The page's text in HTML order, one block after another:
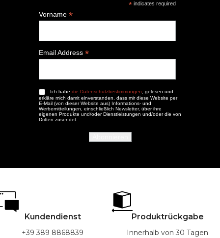
*indicates required
Vorname *
Email Address *
Ich habe die Datenschutzbestimmungen , gelesen und
erkläre mich damit einverstanden, dass mir diese Website per
E-Mail (von dieser Website aus) Informations- und
Werbemitteilungen, einschließlich Newsletter, über ihre
eigenen Produkte und/oder Dienstleistungen und/oder die von
Dritten zusendet.
Kundendienst
+39 389 8868839
Produktrückgabe
Innerhalb von 30 Tagen